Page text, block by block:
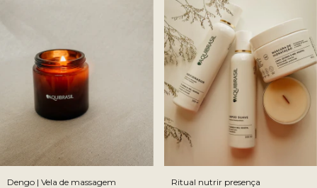
Dengo | Vela de massagem Ritual nutrir presença